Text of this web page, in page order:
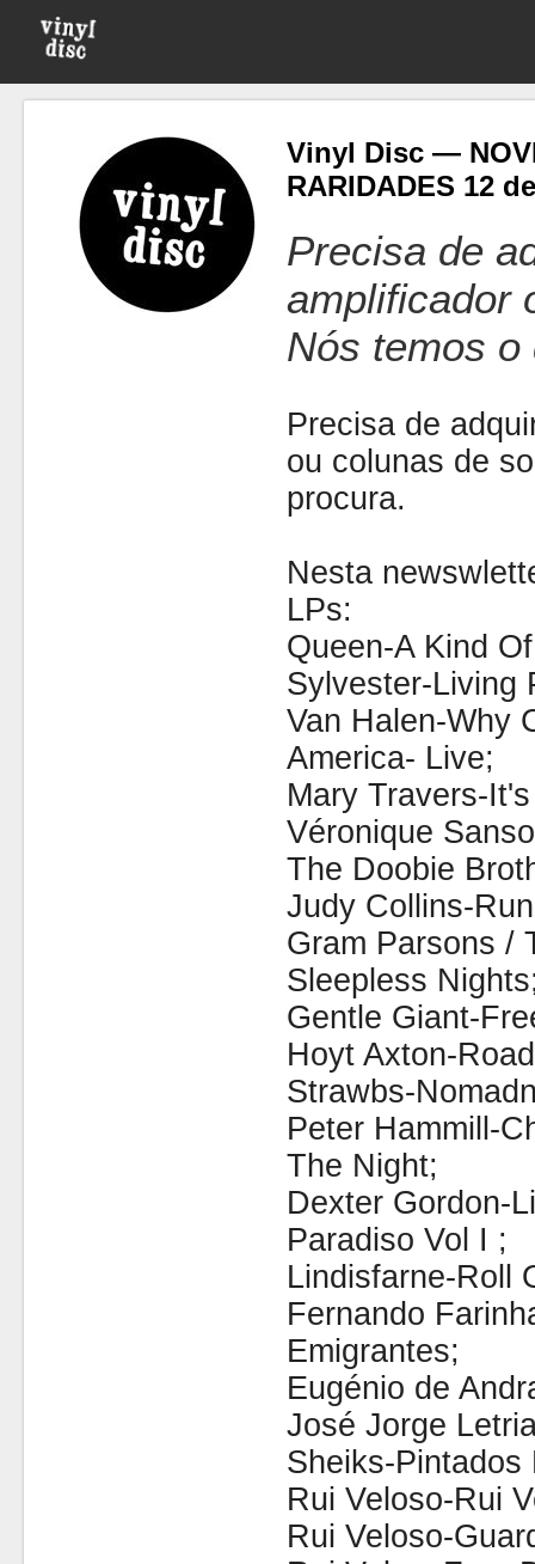
Vinyl Disc —
RARIDADES 12
Precisa de
amplificador
Nós temos o
Precisa de
ou colunas de
procura.
Nesta
LPs:
Queen-A Kind
Sylvester-Living
Van Halen-Why
America- Live;
Mary Travers-
Véronique
The Doobie
Judy Collins-
Gram Parsons /
Sleepless
Gentle Giant-
Hoyt Axton-
Strawbs-
Peter Hammill-
The Night;
Dexter Gordon-
Paradiso Vol I ;
Lindisfarne-Roll
Fernando
Emigrantes;
Eugénio de
José Jorge
Sheiks-Pintados
Rui Veloso-Rui
Rui Veloso-